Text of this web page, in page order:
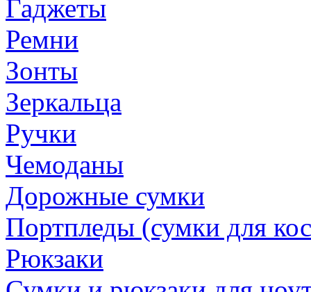
Гаджеты
Ремни
Зонты
Зеркальца
Ручки
Чемоданы
Дорожные сумки
Портпледы (сумки для
Рюкзаки